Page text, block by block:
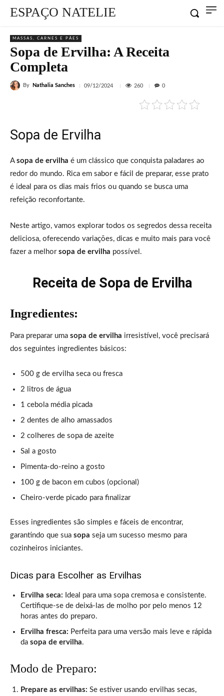
ESPAÇO NATELIE
MASSAS, CARNES E PÃES
Sopa de Ervilha: A Receita
Completa
By Nathalia Sanches 09/12/2024 260 0
Sopa de Ervilha
A sopa de ervilha é um clássico que conquista paladares ao
redor do mundo. Rica em sabor e fácil de preparar, esse prato
é ideal para os dias mais frios ou quando se busca uma
refeição reconfortante.
Neste artigo, vamos explorar todos os segredos dessa receita
deliciosa, oferecendo variações, dicas e muito mais para você
fazer a melhor sopa de ervilha possível.
Receita de Sopa de Ervilha
Ingredientes:
Para preparar uma sopa de ervilha irresistível, você precisará
dos seguintes ingredientes básicos:
500 g de ervilha seca ou fresca
2 litros de água
1 cebola média picada
2 dentes de alho amassados
2 colheres de sopa de azeite
Sal a gosto
Pimenta-do-reino a gosto
100 g de bacon em cubos (opcional)
Cheiro-verde picado para finalizar
Esses ingredientes são simples e fáceis de encontrar,
garantindo que sua sopa seja um sucesso mesmo para
cozinheiros iniciantes.
Dicas para Escolher as Ervilhas
Ervilha seca: Ideal para uma sopa cremosa e consistente.
Certifique-se de deixá-las de molho por pelo menos 12
horas antes do preparo.
Ervilha fresca: Perfeita para uma versão mais leve e rápida
da sopa de ervilha.
Modo de Preparo:
Prepare as ervilhas: Se estiver usando ervilhas secas,